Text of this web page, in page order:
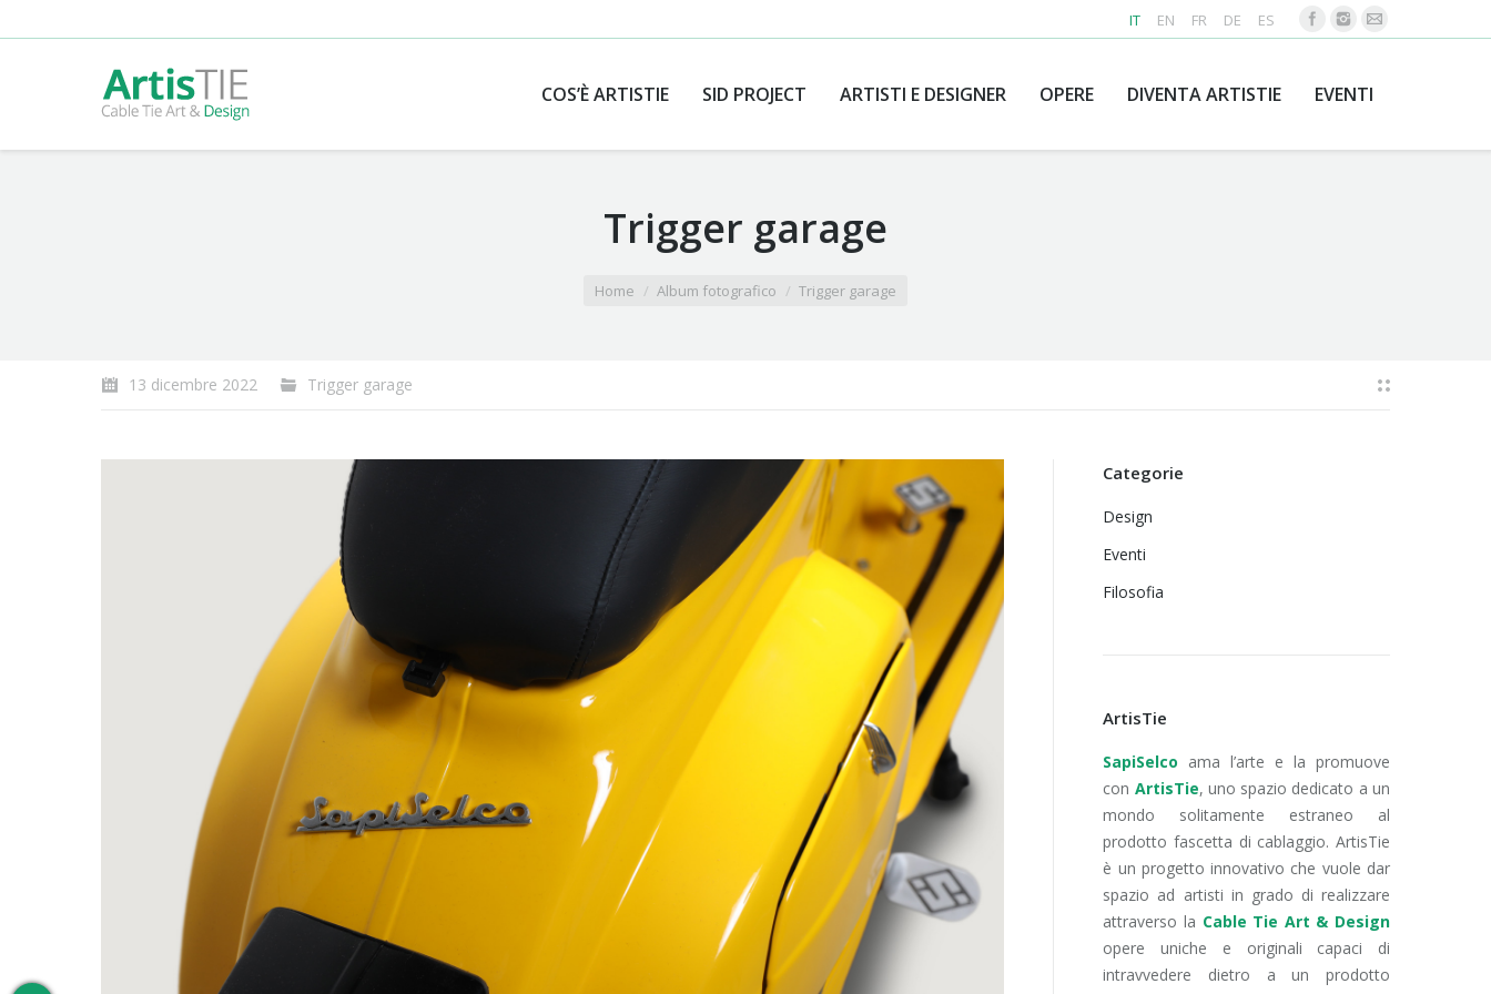
IT EN FR DE ES
COS’È ARTISTIE SID PROJECT ARTISTI E DESIGNER OPERE DIVENTA ARTISTIE EVENTI
Trigger garage
Home Album fotografico Trigger garage
13 dicembre 2022 Trigger garage
Categorie
Design
Eventi
Filosofia
ArtisTie
SapiSelco ama l’arte e la promuove
con ArtisTie, uno spazio dedicato a un
mondo solitamente estraneo al
prodotto fascetta di cablaggio. ArtisTie
è un progetto innovativo che vuole dar
spazio ad artisti in grado di realizzare
attraverso la Cable Tie Art & Design
opere uniche e originali capaci di
intravvedere dietro a un prodotto